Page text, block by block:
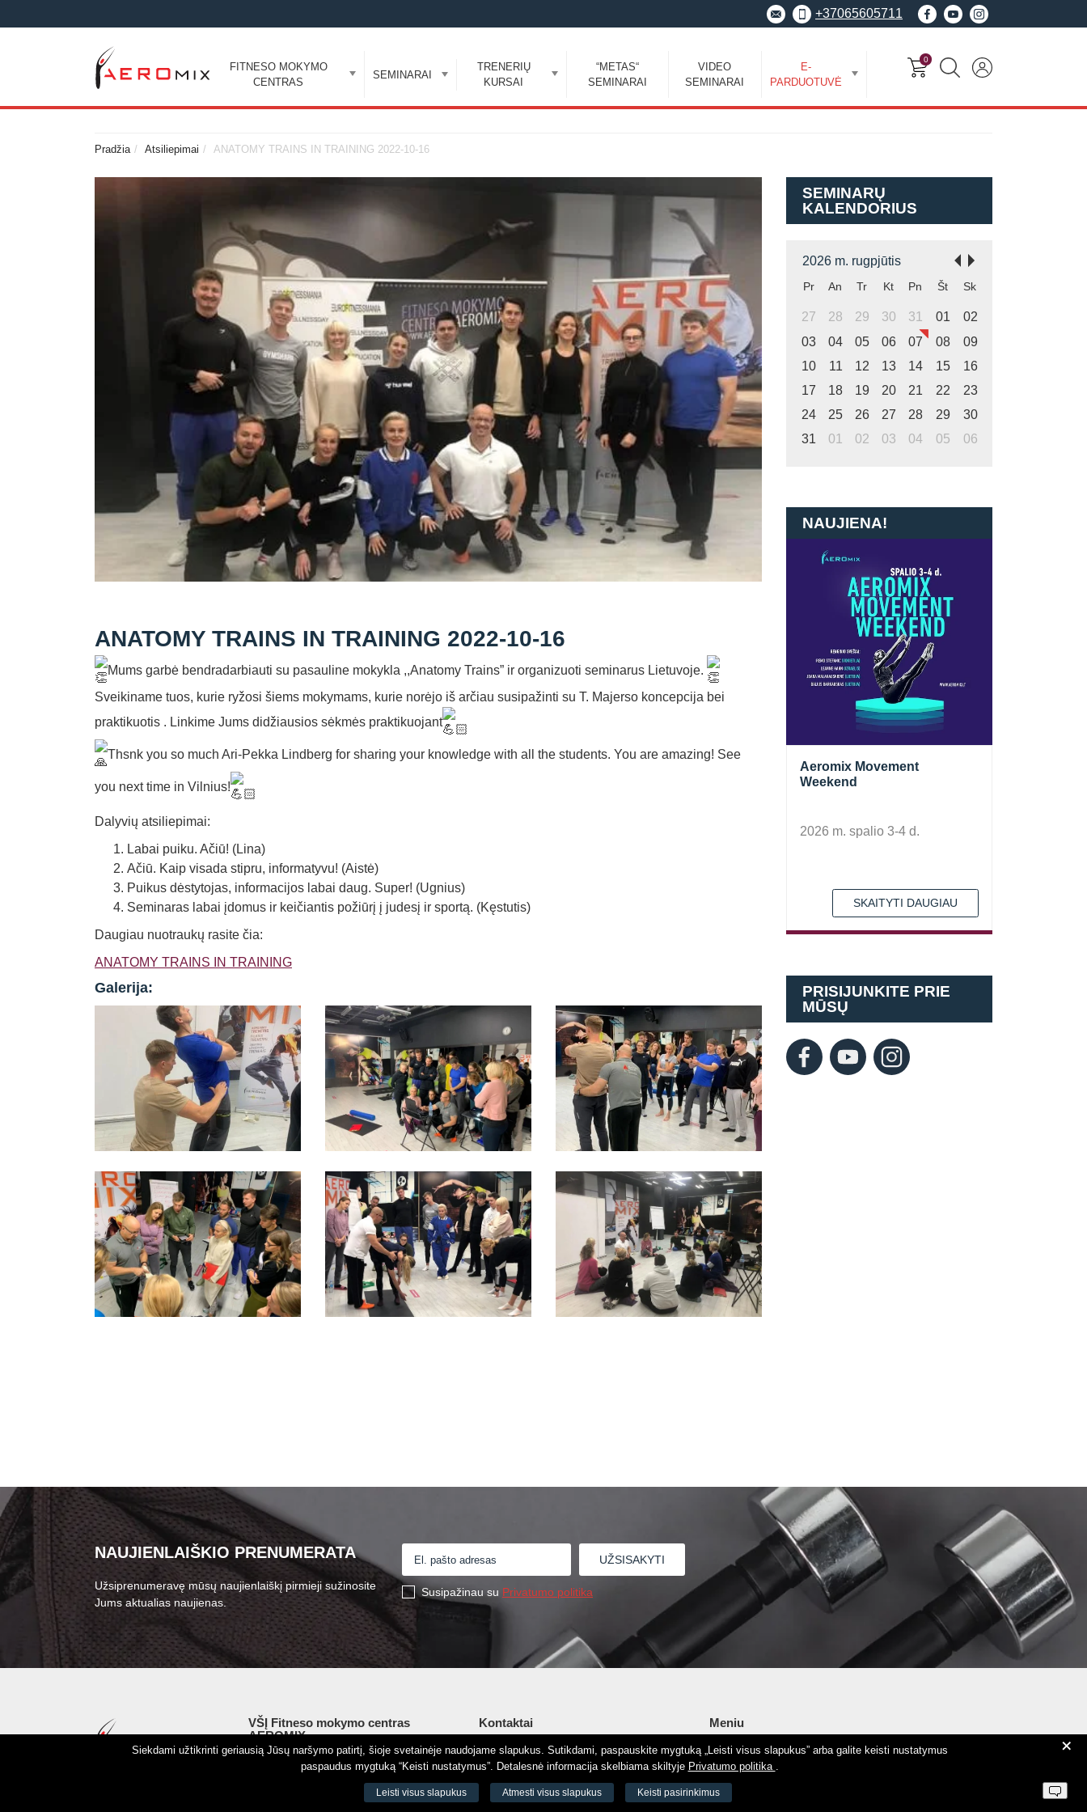
+37065605711
FITNESO MOKYMO
CENTRAS
SEMINARAI
TRENERIŲ
KURSAI
“METAS“
SEMINARAI
VIDEO
SEMINARAI
E-
PARDUOTUVĖ
0
Pradžia Atsiliepimai ANATOMY TRAINS IN TRAINING 2022-10-16
ANATOMY TRAINS IN TRAINING 2022-10-16
Mums garbė bendradarbiauti su pasauline mokykla ,,Anatomy Trains” ir organizuoti seminarus Lietuvoje.
Sveikiname tuos, kurie ryžosi šiems mokymams, kurie norėjo iš arčiau susipažinti su T. Majerso koncepcija bei
praktikuotis . Linkime Jums didžiausios sėkmės praktikuojant
Thsnk you so much Ari-Pekka Lindberg for sharing your knowledge with all the students. You are amazing! See
you next time in Vilnius!
Dalyvių atsiliepimai:
Labai puiku. Ačiū! (Lina)
Ačiū. Kaip visada stipru, informatyvu! (Aistė)
Puikus dėstytojas, informacijos labai daug. Super! (Ugnius)
Seminaras labai įdomus ir keičiantis požiūrį į judesį ir sportą. (Kęstutis)
Daugiau nuotraukų rasite čia:
ANATOMY TRAINS IN TRAINING
Galerija:
SEMINARŲ
KALENDORIUS
2026 m. rugpjūtis
Pr An Tr Kt Pn Št Sk
27 28 29 30 31 01
02
03
04 05 06 07 08
09
10
11 12 13 14 15
16
17
18 19 20 21 22
23
24
25 26 27 28 29
30
31
01 02 03 04 05 06
NAUJIENA!
Aeromix Movement
Weekend
2026 m. spalio 3-4 d.
SKAITYTI DAUGIAU
PRISIJUNKITE PRIE
MŪSŲ
NAUJIENLAIŠKIO PRENUMERATA
Užsiprenumeravę mūsų naujienlaiškį pirmieji sužinosite
Jums aktualias naujienas.
Susipažinau su Privatumo politika
VŠĮ Fitneso mokymo centras
AEROMIX
Įm. k. 300034190
LT98 7300 0100 8525 8188
Kontaktai
Šv. Stepono g. 27C, Vilnius, Lietuva
+37060779864
Meniu
Apie Aeromix
Kontaktai
+
Siekdami užtikrinti geriausią Jūsų naršymo patirtį, šioje svetainėje naudojame slapukus. Sutikdami, paspauskite mygtuką „Leisti visus slapukus” arba galite keisti nustatymus
paspaudus mygtuką “Keisti nustatymus”. Detalesnė informacija skelbiama skiltyje Privatumo politika .
Leisti visus slapukus Atmesti visus slapukus Keisti pasirinkimus